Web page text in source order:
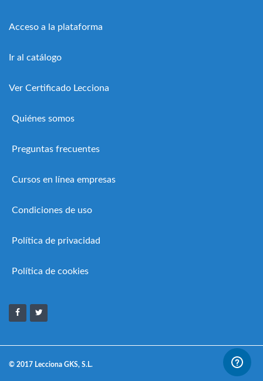
Acceso a la plataforma
Ir al catálogo
Ver Certificado Lecciona
Quiénes somos
Preguntas frecuentes
Cursos en línea empresas
Condiciones de uso
Política de privacidad
Política de cookies
© 2017 Lecciona GKS, S.L.